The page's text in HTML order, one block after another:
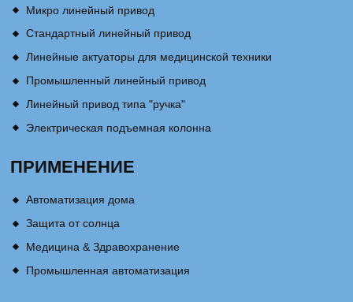
Микро линейный привод
Стандартный линейный привод
Линейные актуаторы для медицинской техники
Промышленный линейный привод
Линейный привод типа "ручка"
Электрическая подъемная колонна
ПРИМЕНЕНИЕ
Автоматизация дома
Защита от солнца
Медицина & Здравохранение
Промышленная автоматизация